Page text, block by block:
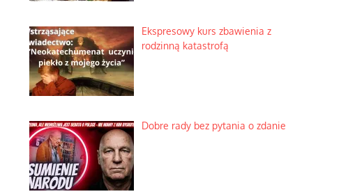
Ekspresowy kurs zbawienia z
rodzinną katastrofą
Dobre rady bez pytania o zdanie